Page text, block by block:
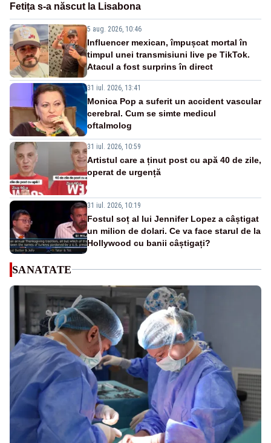
Fetița s-a născut la Lisabona
5 aug. 2026, 10:46
Influencer mexican, împușcat mortal în
timpul unei transmisiuni live pe TikTok.
Atacul a fost surprins în direct
31 iul. 2026, 13:41
Monica Pop a suferit un accident vascular
cerebral. Cum se simte medicul
oftalmolog
31 iul. 2026, 10:59
Artistul care a ținut post cu apă 40 de zile,
operat de urgență
31 iul. 2026, 10:19
Fostul soț al lui Jennifer Lopez a câștigat
un milion de dolari. Ce va face starul de la
Hollywood cu banii câștigați?
SANATATE